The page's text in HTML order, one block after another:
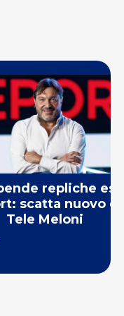
repliche
scatta nuovo
Tele Meloni